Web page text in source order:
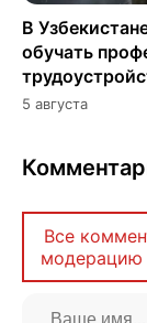
В
обучать
5 августа
Все
модерацию